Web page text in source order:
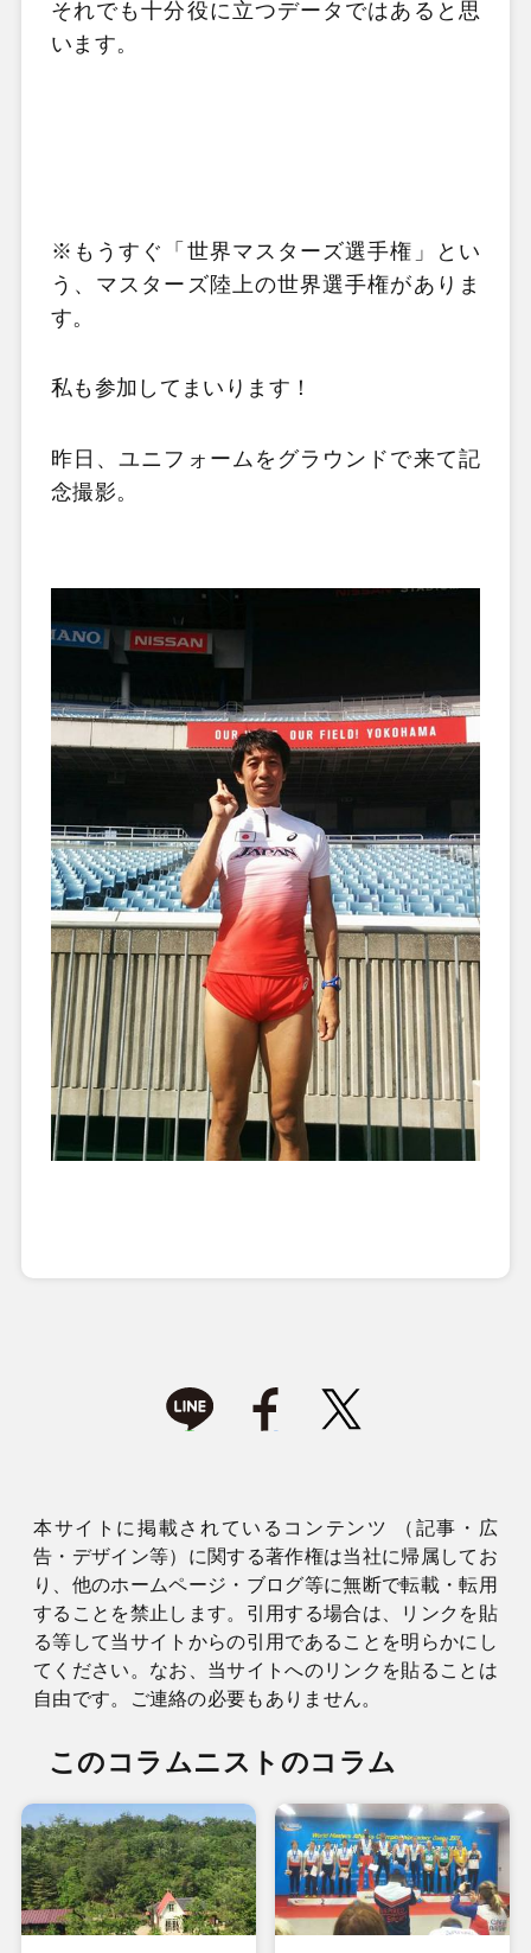
それでも十分役に立つデータではあると思
います。
※もうすぐ「世界マスターズ選手権」とい
う、マスターズ陸上の世界選手権がありま
す。
私も参加してまいります！
昨日、ユニフォームをグラウンドで来て記
念撮影。
本サイトに掲載されているコンテンツ （記事・広
告・デザイン等）に関する著作権は当社に帰属してお
り、他のホームページ・ブログ等に無断で転載・転用
することを禁止します。引用する場合は、リンクを貼
る等して当サイトからの引用であることを明らかにし
てください。なお、当サイトへのリンクを貼ることは
自由です。ご連絡の必要もありません。
このコラムニストのコラム